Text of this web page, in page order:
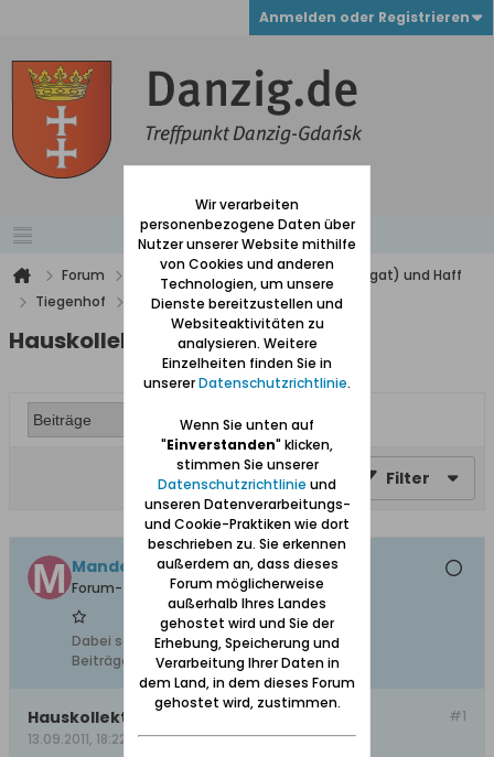
Anmelden oder Registrieren
Forum
Werder (zwischen Weichsel und Nogat) und Haff
Tiegenhof
Hauskollekte
Hauskollekte
Filter
Mandey +08.03.22
Forum-Teilnehmer
Dabei seit:
08.02.2009
Beiträge:
540
#1
Hauskollekte
13.09.2011, 18:22
Wir verarbeiten
personenbezogene Daten über
Nutzer unserer Website mithilfe
von Cookies und anderen
Technologien, um unsere
Dienste bereitzustellen und
Websiteaktivitäten zu
analysieren. Weitere
Einzelheiten finden Sie in
unsererDatenschutzrichtlinie.
Wenn Sie unten auf
"Einverstanden" klicken,
stimmen Sie unserer
Datenschutzrichtlinie und
unseren Datenverarbeitungs-
und Cookie-Praktiken wie dort
beschrieben zu. Sie erkennen
außerdem an, dass dieses
Forum möglicherweise
außerhalb Ihres Landes
gehostet wird und Sie der
Erhebung, Speicherung und
Verarbeitung Ihrer Daten in
dem Land, in dem dieses Forum
gehostet wird, zustimmen.